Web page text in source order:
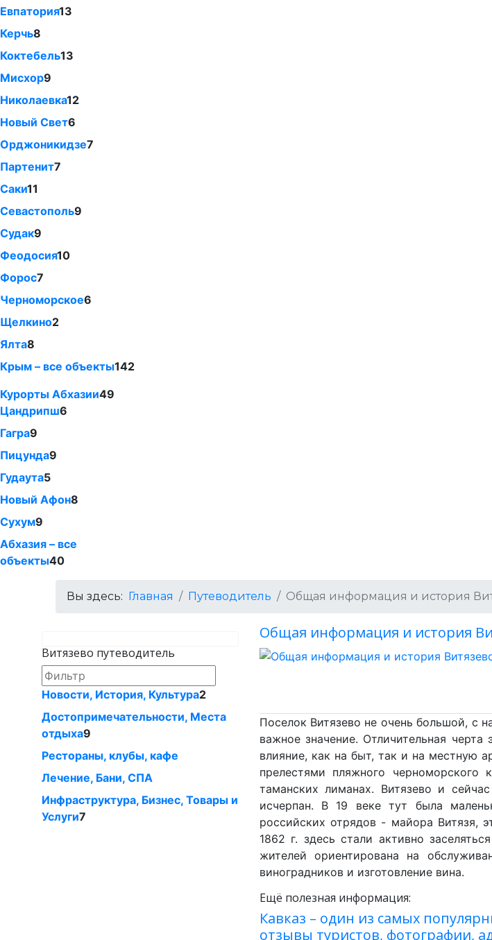
Евпатория13
Керчь8
Коктебель13
Мисхор9
Николаевка12
Новый Свет6
Орджоникидзе7
Партенит7
Саки11
Севастополь9
Судак9
Феодосия10
Форос7
Черноморское6
Щелкино2
Ялта8
Крым – все объекты142
Курорты Абхазии49
Цандрипш6
Гагра9
Пицунда9
Гудаута5
Новый Афон8
Сухум9
Абхазия – все
объекты40
Вы здесь: Главная Путеводитель Общая информация и история
Витязево путеводитель
Новости, История, Культура2
Достопримечательности, Места
отдыха9
Рестораны, клубы, кафе
Лечение, Бани, СПА
Инфраструктура, Бизнес, Товары и
Услуги7
Общая информация и история
Поселок Витязево не очень большой, с
важное значение. Отличительная
влияние, как на быт, так и на местную
прелестями пляжного
таманских лиманах. Витязево и
исчерпан. В 19 веке тут была
российских отрядов - майора Витязя,
1862 г. здесь стали активно
жителей ориентирована на
виноградников и изготовление вина.
Ещё полезная информация:
Кавказ – один из самых
отзывы туристов, фотографии,